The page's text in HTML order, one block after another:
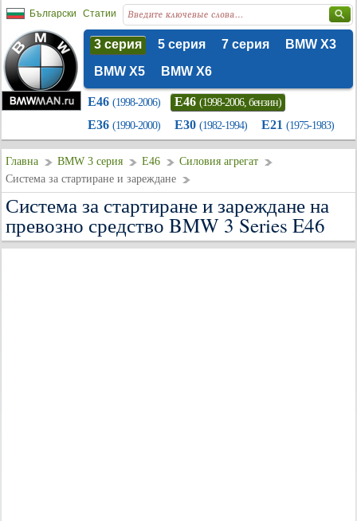
Български Статии
3 серия 5 серия 7 серия
BMW X3
BMW X5
BMW X6
E46 (1998-2006) E46 (1998-2006, бензин)
E36 (1990-2000) E30 (1982-1994) E21 (1975-1983)
Главна BMW 3 серия E46
Силовия агрегат
Система за стартиране и зареждане
Система за стартиране и зареждане на
превозно средство BMW 3 Series E46